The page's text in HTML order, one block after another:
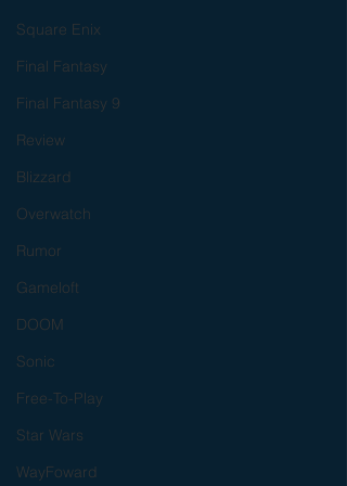
Square Enix
Final Fantasy
Final Fantasy 9
Review
Blizzard
Overwatch
Rumor
Gameloft
DOOM
Sonic
Free-To-Play
Star Wars
WayFoward